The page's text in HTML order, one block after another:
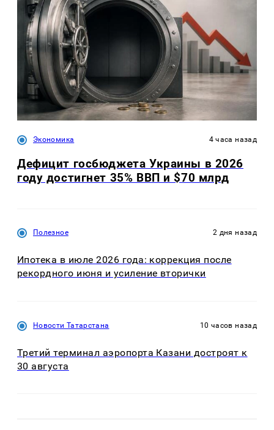
Экономика 4 часа назад
Дефицит госбюджета Украины в 2026
году достигнет 35% ВВП и $70 млрд
Полезное 2 дня назад
Ипотека в июле 2026 года: коррекция после
рекордного июня и усиление вторички
Новости Татарстана 10 часов назад
Третий терминал аэропорта Казани достроят к
30 августа